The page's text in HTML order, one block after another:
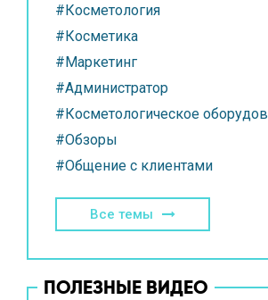
#Косметология
#Косметика
#Маркетинг
#Администратор
#Косметологическое
#Обзоры
#Общение с клиентами
Все темы
ПОЛЕЗНЫЕ ВИДЕО